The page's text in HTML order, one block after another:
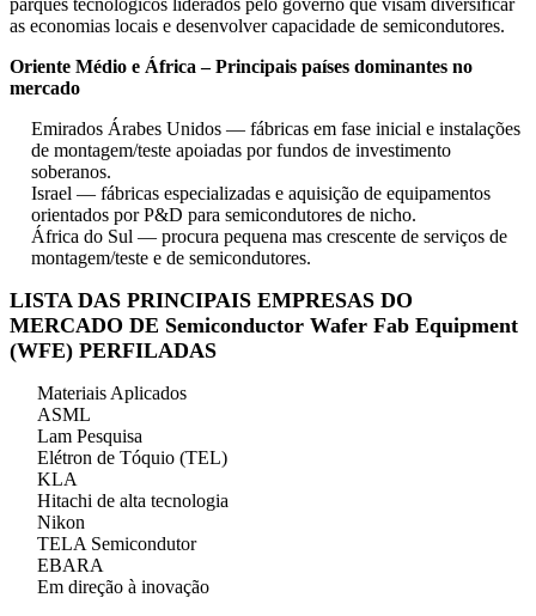
parques tecnológicos liderados pelo governo que visam diversificar
as economias locais e desenvolver capacidade de semicondutores.
Oriente Médio e África – Principais países dominantes no
mercado
Emirados Árabes Unidos — fábricas em fase inicial e instalações
de montagem/teste apoiadas por fundos de investimento
soberanos.
Israel — fábricas especializadas e aquisição de equipamentos
orientados por P&D para semicondutores de nicho.
África do Sul — procura pequena mas crescente de serviços de
montagem/teste e de semicondutores.
LISTA DAS PRINCIPAIS EMPRESAS DO
MERCADO DE Semiconductor Wafer Fab Equipment
(WFE) PERFILADAS
Materiais Aplicados
ASML
Lam Pesquisa
Elétron de Tóquio (TEL)
KLA
Hitachi de alta tecnologia
Nikon
TELA Semicondutor
EBARA
Em direção à inovação